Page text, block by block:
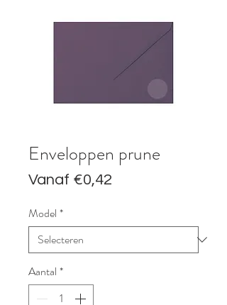
Enveloppen prune
Vanaf €0,42
Model *
Aantal *